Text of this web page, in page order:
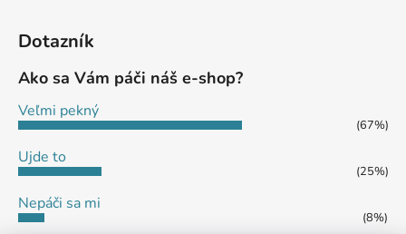
Dotazník
Ako sa Vám páči náš e-shop?
Veľmi pekný
(67%)
Ujde to
(25%)
Nepáči sa mi
(8%)